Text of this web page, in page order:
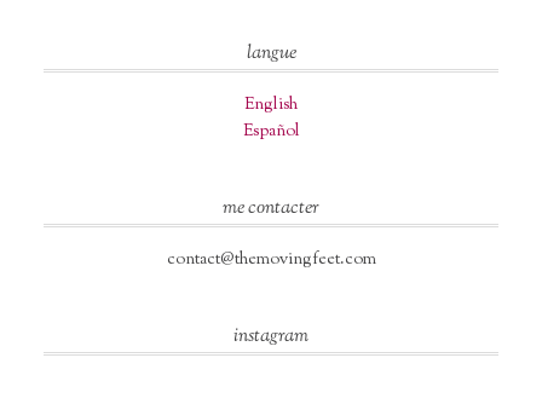
langue
English
Español
me contacter
contact@themovingfeet.com
instagram